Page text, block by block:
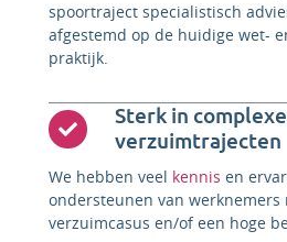
spoortraject specialistisch
afgestemd op de huidige wet-
praktijk.
Sterk in complexe
verzuimtrajecten
We hebben veel kennis en
ondersteunen van werknemers
verzuimcasus en/of een hoge